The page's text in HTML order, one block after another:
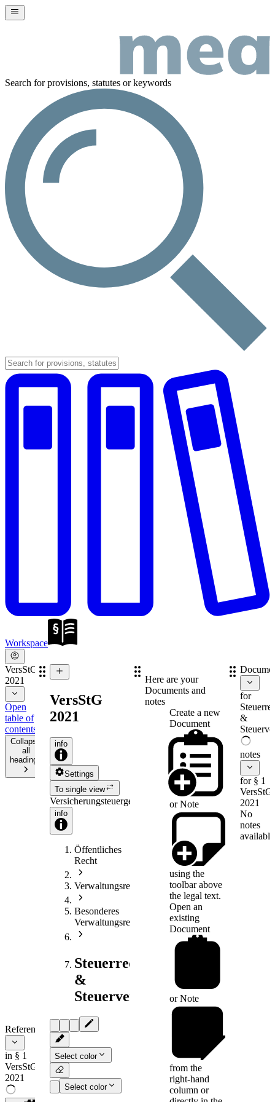
Search for provisions, statutes or keywords
Workspace
VersStG
2021
Open
table of
contents
Collapse
all
headings
References
in § 1
VersStG
2021
VersStG
2021
info
Settings
To single view
Versicherungsteuergesetz
info
Öffentliches
Recht
Verwaltungsrecht
Besonderes
Verwaltungsrecht
Steuerrecht
&
Steuerverfahrensrecht
Select color
Select color
Here are your
Documents and
notes
Create a new
Document
orNote
using the
toolbar above
the legal text.
Open an
existing
Document
orNote
from the
right-hand
column or
for
&
notes
for § 1
VersStG
2021
No
notes